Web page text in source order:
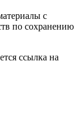
с
по сохранению
ссылка на